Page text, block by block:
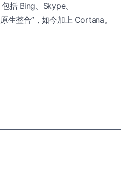
括 Bing、Skype、
整合”，如今加上 Cortana。